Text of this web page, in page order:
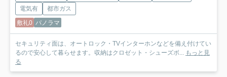
電気有
都市ガス
敷礼0 パノラマ
セキュリティ面は、オートロック・TVインターホンなどを備え付けてい
るので安心して暮らせます。収納はクロゼット・シューズボ... もっと見
る